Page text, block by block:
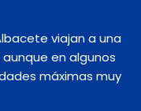
viajan a una
aunque en algunos
máximas muy